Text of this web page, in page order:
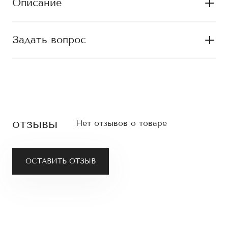
Описание
Задать вопрос
отзывы Нет отзывов о товаре
ОСТАВИТЬ ОТЗЫВ